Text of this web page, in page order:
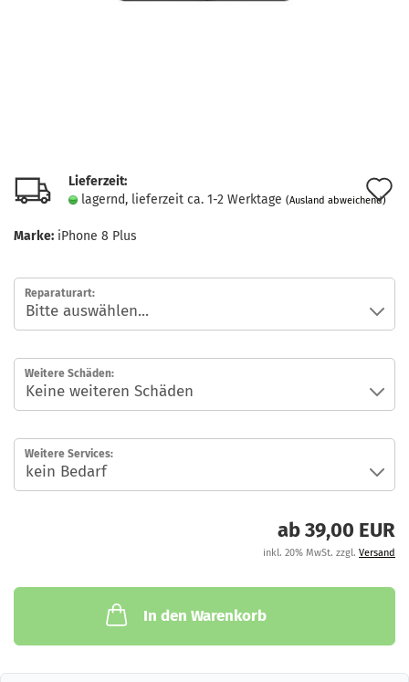
Lieferzeit:
lagernd, lieferzeit ca. 1-2 Werktage (Ausland abweichend)
Marke: iPhone 8 Plus
Reparaturart:
Weitere Schäden:
Weitere Services:
ab 39,00 EUR
inkl. 20% MwSt. zzgl. Versand
In den Warenkorb